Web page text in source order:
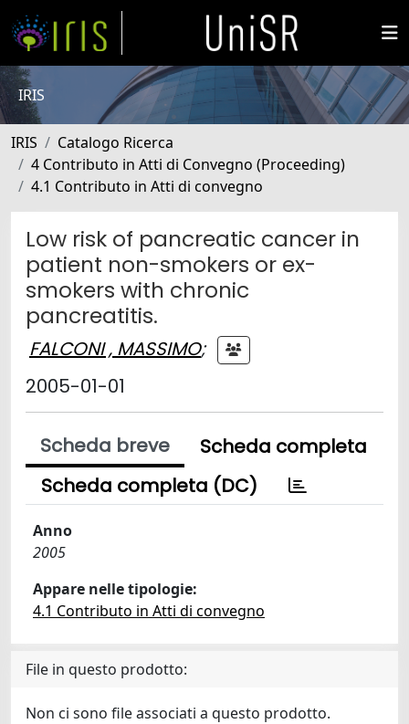
IRIS
IRIS
Catalogo Ricerca
4 Contributo in Atti di Convegno (Proceeding)
4.1 Contributo in Atti di convegno
Low risk of pancreatic cancer in
patient non-smokers or ex-
smokers with chronic
pancreatitis.
FALCONI , MASSIMO;
2005-01-01
Scheda breve
Scheda completa
Scheda completa (DC)
Anno
2005
Appare nelle tipologie:
4.1 Contributo in Atti di convegno
File in questo prodotto:
Non ci sono file associati a questo prodotto.